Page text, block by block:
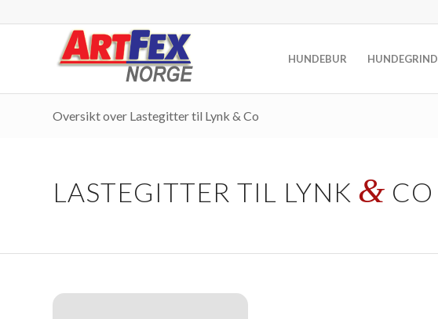
HUNDEBUR HUNDEGRIND
Oversikt over Lastegitter til Lynk & Co
LASTEGITTER TIL LYNK & CO